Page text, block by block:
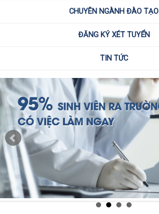
CHUYÊN NGÀNH ĐÀO TẠO
ĐĂNG KÝ XÉT TUYỂN
TIN TỨC